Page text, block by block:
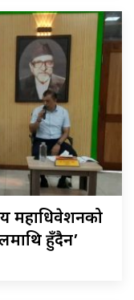
महाधिवेशनको
हुँदैन’